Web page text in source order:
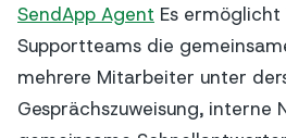
SendApp Agent Es
Supportteams die
mehrere Mitarbeiter unter
Gesprächszuweisung, interne